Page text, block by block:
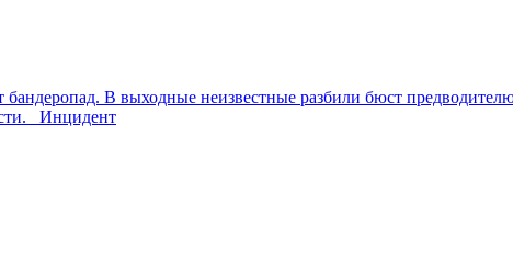
В выходные неизвестные разбили бюст
Инцидент